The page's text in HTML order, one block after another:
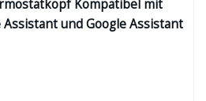
Kompatibel mit
Assistant und Google Assistant